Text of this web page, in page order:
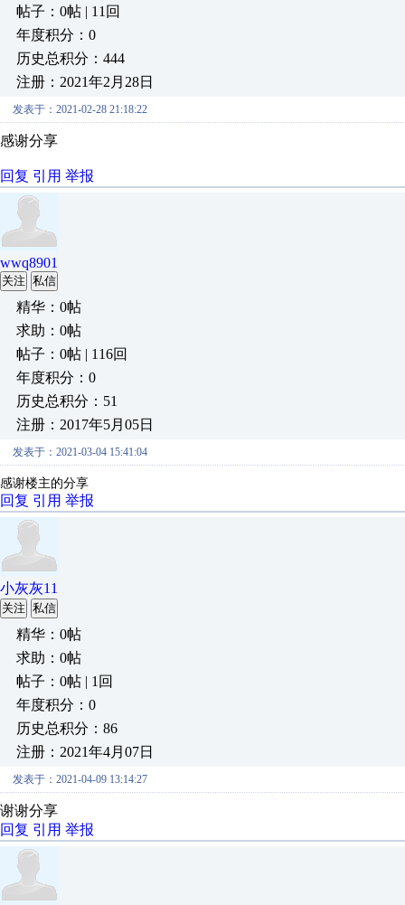
帖子：0帖 | 11回
年度积分：0
历史总积分：444
注册：2021年2月28日
发表于：2021-02-28 21:18:22
感谢分享
回复 引用 举报
wwq8901
关注 私信
精华：0帖
求助：0帖
帖子：0帖 | 116回
年度积分：0
历史总积分：51
注册：2017年5月05日
发表于：2021-03-04 15:41:04
感谢楼主的分享
回复 引用 举报
小灰灰11
关注 私信
精华：0帖
求助：0帖
帖子：0帖 | 1回
年度积分：0
历史总积分：86
注册：2021年4月07日
发表于：2021-04-09 13:14:27
谢谢分享
回复 引用 举报